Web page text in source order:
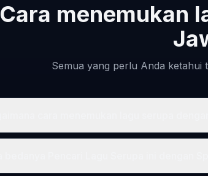
Cara menemukan
Semua yang perlu Anda ketahui